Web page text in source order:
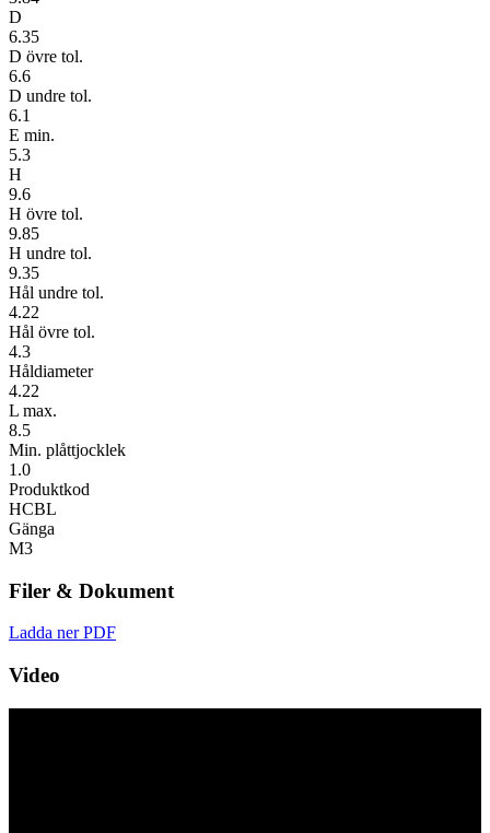
D
6.35
D övre tol.
6.6
D undre tol.
6.1
E min.
5.3
H
9.6
H övre tol.
9.85
H undre tol.
9.35
Hål undre tol.
4.22
Hål övre tol.
4.3
Håldiameter
4.22
L max.
8.5
Min. plåttjocklek
1.0
Produktkod
HCBL
Gänga
M3
Filer & Dokument
Ladda ner PDF
Video